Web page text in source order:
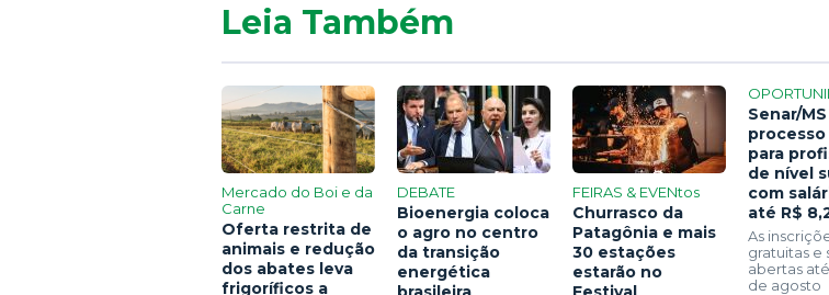
Leia Também
Mercado do Boi e da
Carne
Oferta restrita de
animais e redução
dos abates leva
frigoríficos a
DEBATE
Bioenergia coloca
o agro no centro
da transição
energética
FEIRAS & EVENtos
Churrasco da
Patagônia e mais
30 estações
estarão no
Senar/
para
de nível
com
até R$
As
gratuitas e
abertas
de agosto